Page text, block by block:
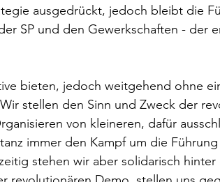
ausgedrückt, jedoch bleibt die
SP und den Gewerkschaften - der
bieten, jedoch weitgehend ohne
stellen den Sinn und Zweck der
von kleineren, dafür
immer den Kampf um die
stehen wir aber solidarisch hinter